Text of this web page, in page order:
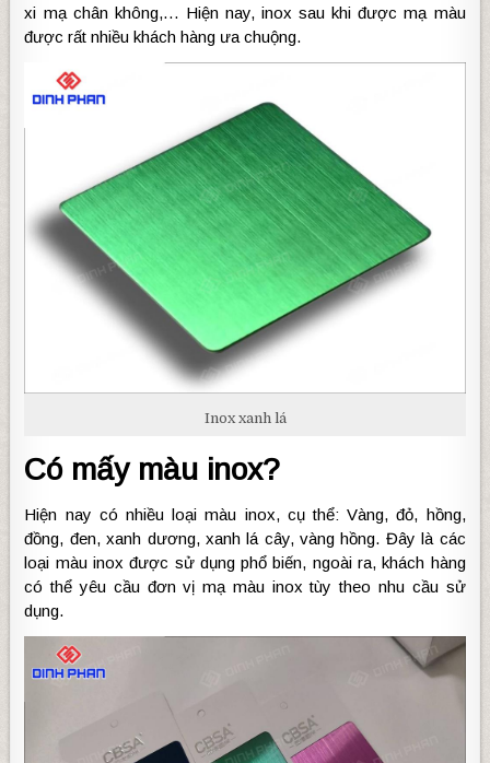
xi mạ chân không,… Hiện nay, inox sau khi được mạ màu
được rất nhiều khách hàng ưa chuộng.
Inox xanh lá
Có mấy màu inox?
Hiện nay có nhiều loại màu inox, cụ thể: Vàng, đỏ, hồng,
đồng, đen, xanh dương, xanh lá cây, vàng hồng. Đây là các
loại màu inox được sử dụng phổ biến, ngoài ra, khách hàng
có thể yêu cầu đơn vị mạ màu inox tùy theo nhu cầu sử
dụng.